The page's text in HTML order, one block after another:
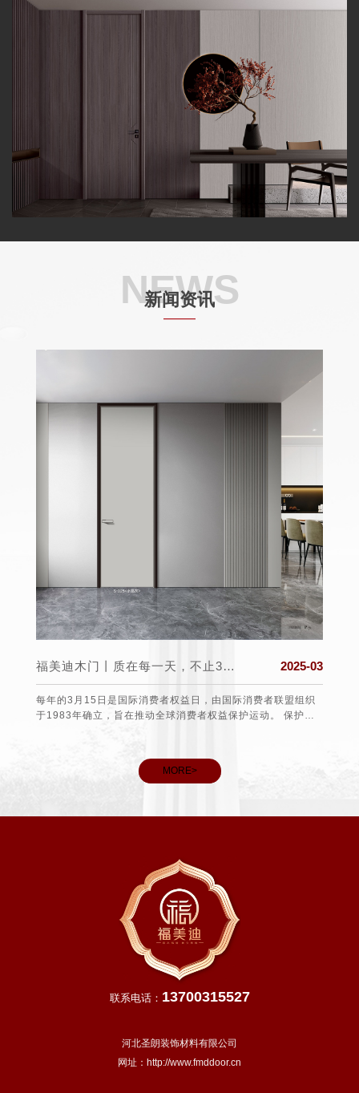
NEWS
新闻资讯
——
福美迪木门丨质在每一天，不止315！ 2025-03
国际消费者权益日，由国际消费者联盟组织
旨在推动全球消费者权益保护运动。 保护消
福美迪木门 家是每个人温暖
个舒适的居住环境 更要确保
MORE>
联系电话： 13700315527
河北圣朗装饰材料有限公司
网址： http://www.fmddoor.cn